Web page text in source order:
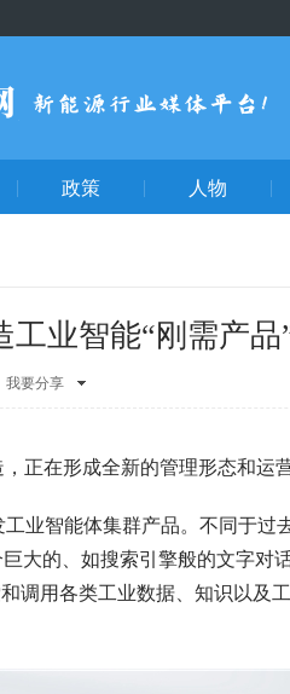
政策 人物
业智能“刚需产品
我要分享
心网 微信 QQ
博
正在形成全新的管理形态和运营
业智能体集群产品。不同于过
大的、如搜索引擎般的文字对
调用各类工业数据、知识以及